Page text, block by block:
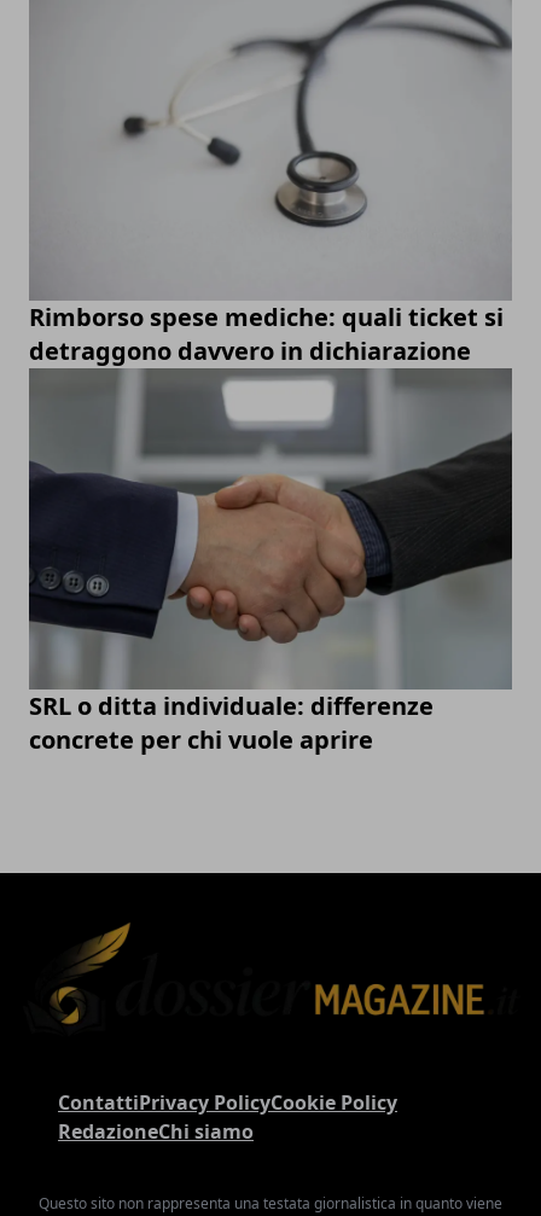
Rimborso spese mediche: quali ticket si
detraggono davvero in dichiarazione
SRL o ditta individuale: differenze
concrete per chi vuole aprire
ContattiPrivacy PolicyCookie Policy
RedazioneChi siamo
Questo sito non rappresenta una testata giornalistica in quanto viene